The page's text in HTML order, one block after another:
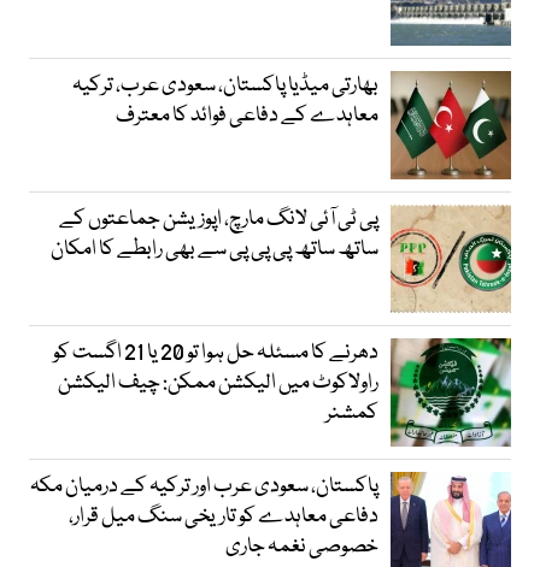
بھارتی میڈیا پاکستان، سعودی عرب، ترکیہ
معاہدے کے دفاعی فوائد کا معترف
پی ٹی آئی لانگ مارچ، اپوزیشن جماعتوں کے
ساتھ ساتھ پی پی پی سے بھی رابطے کا امکان
دھرنے کا مسئلہ حل ہوا تو 20 یا 21 اگست کو
راولاکوٹ میں الیکشن ممکن: چیف الیکشن
کمشنر
پاکستان، سعودی عرب اور ترکیہ کے درمیان مکہ
دفاعی معاہدے کو تاریخی سنگ میل قرار،
خصوصی نغمہ جاری